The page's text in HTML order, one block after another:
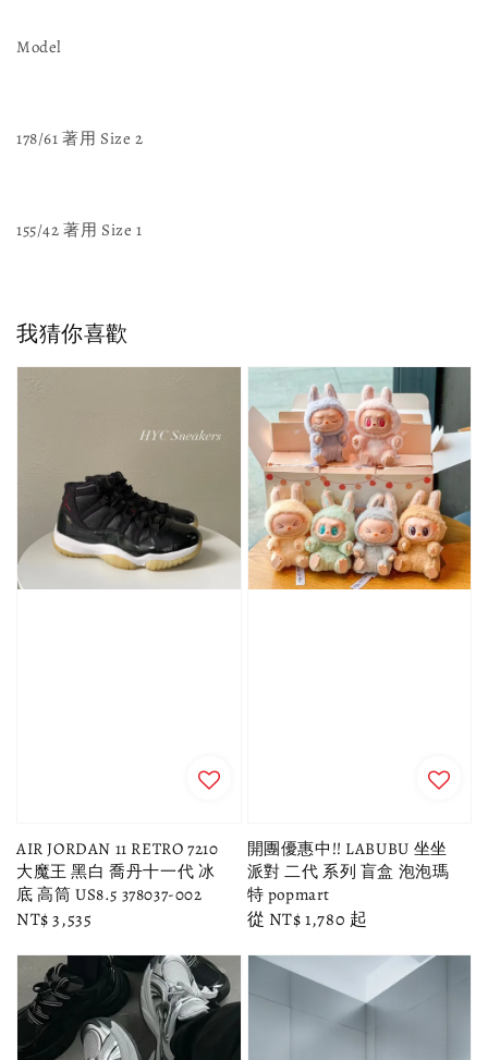
Model
178/61 著用 Size 2
155/42 著用 Size 1
我猜你喜歡
AIR JORDAN 11 RETRO 7210
大魔王 黑白 喬丹十一代 冰
底 高筒 US8.5 378037-002
Regular
NT$ 3,535
開團優惠中!! LABUBU 坐坐
派對 二代 系列 盲盒 泡泡瑪
特 popmart
Regular
從 NT$ 1,780 起